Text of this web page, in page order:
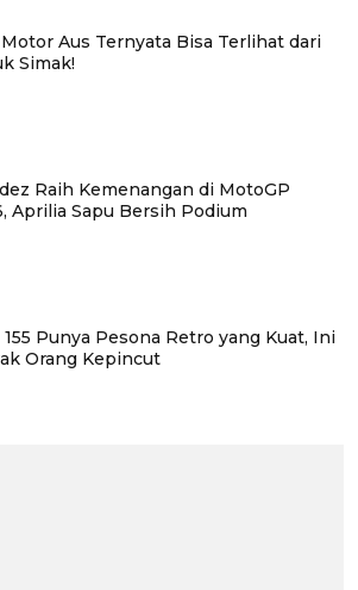
Aus Ternyata Bisa Terlihat dari
Simak!
Raih Kemenangan di MotoGP
Aprilia Sapu Bersih Podium
155 Punya Pesona Retro yang Kuat, Ini
Orang Kepincut